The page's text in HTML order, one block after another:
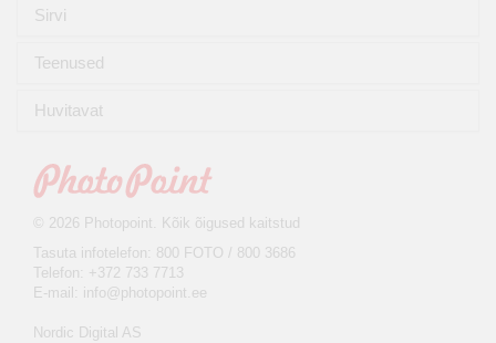
Sirvi
Teenused
Huvitavat
© 2026 Photopoint. Kõik õigused kaitstud
Tasuta infotelefon: 800 FOTO / 800 3686
Telefon: +372 733 7713
E-mail: info@photopoint.ee
Nordic Digital AS